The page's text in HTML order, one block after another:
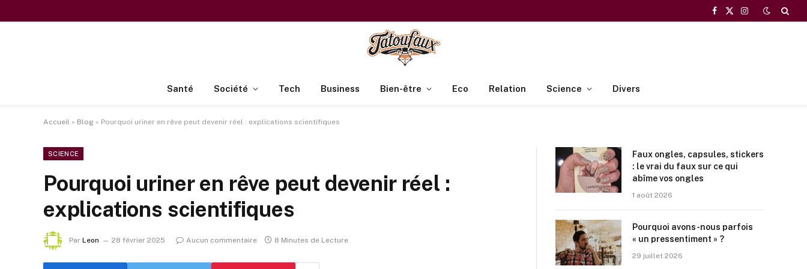
Facebook
X
Instagram
Santé Société Tech Business Bien-être Eco Relation Science Divers
Accueil » Blog » Pourquoi uriner en rêve peut devenir réel : explications scientifiques
SCIENCE
Pourquoi uriner en rêve peut devenir réel :
explications scientifiques
Par Leon 28 février 2025 Aucun commentaire 8 Minutes de Lecture
Faux ongles, capsules, stickers
: le vrai du faux sur ce qui
abîme vos ongles
1 août 2026
Pourquoi avons-nous parfois
« un pressentiment » ?
29 juillet 2026